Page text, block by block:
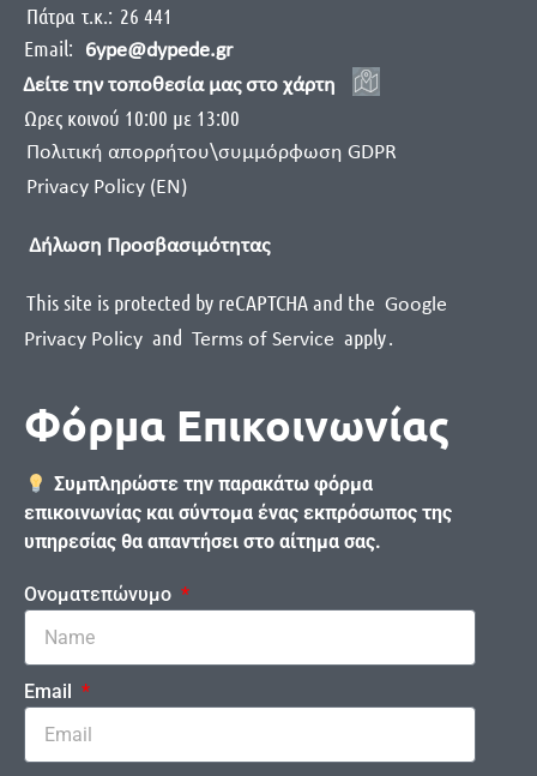
Πάτρα τ.κ.: 26 441
Email:
6ype@dypede.gr
Δείτε την τοποθεσία μας στο χάρτη
Ωρες κοινού 10:00 με 13:00
Πολιτική απορρήτου\συμμόρφωση GDPR
Privacy Policy (EN)
Δήλωση Προσβασιμότητας
This site is protected by reCAPTCHA and the Google
Privacy Policy and Terms of Service apply.
Φόρμα Επικοινωνίας
Συμπληρώστε την παρακάτω φόρμα
επικοινωνίας και σύντομα ένας εκπρόσωπος της
υπηρεσίας θα απαντήσει στο αίτημα σας.
Ονοματεπώνυμο
Email